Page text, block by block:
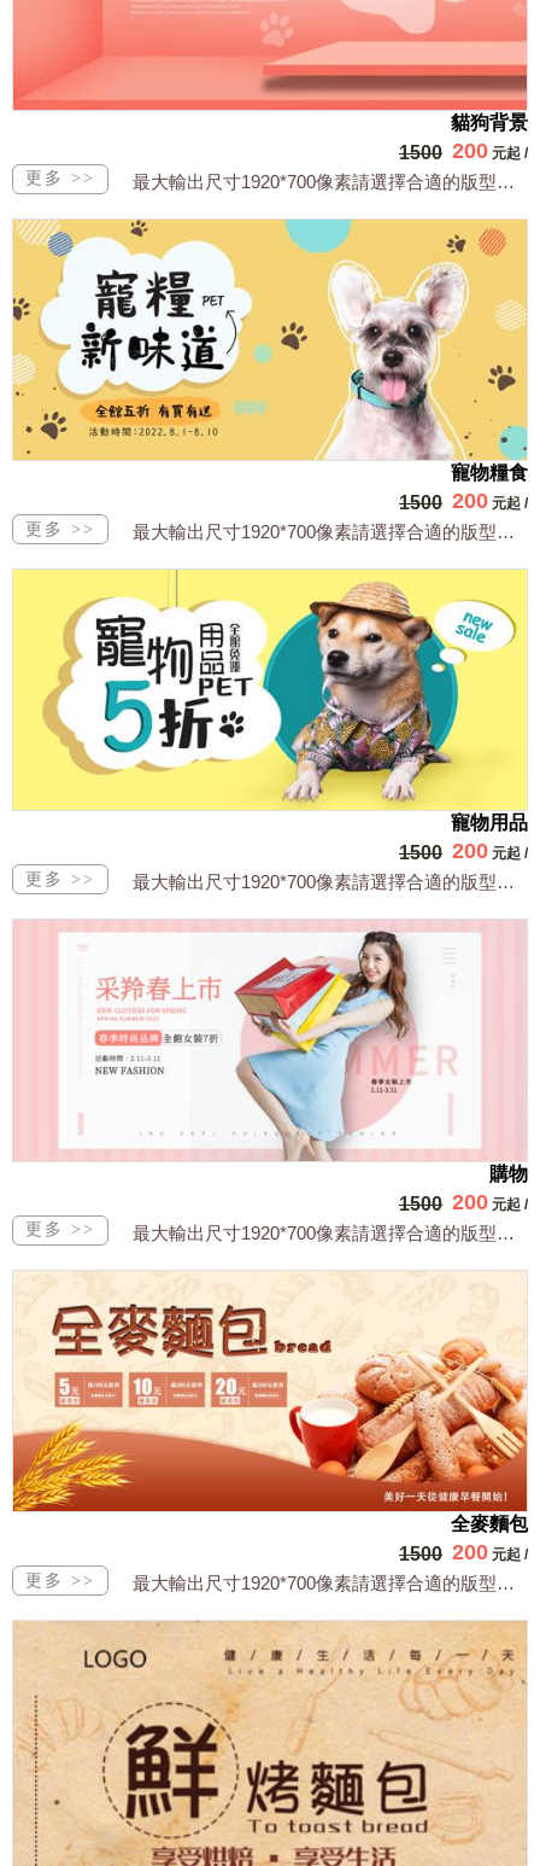
貓狗背景
1500 200 元起 /
最大輸出尺寸1920*700像素請選擇合適的版型，文字或相關商品圖須由買方提供文...
寵物糧食
1500 200 元起 /
最大輸出尺寸1920*700像素請選擇合適的版型，文字或相關商品圖須由買方提供文...
寵物用品
1500 200 元起 /
最大輸出尺寸1920*700像素請選擇合適的版型，文字或相關商品圖須由買方提供文...
購物
1500 200 元起 /
最大輸出尺寸1920*700像素請選擇合適的版型，文字或相關商品圖須由買方提供文...
全麥麵包
1500 200 元起 /
最大輸出尺寸1920*700像素請選擇合適的版型，文字或相關商品圖須由買方提供文...